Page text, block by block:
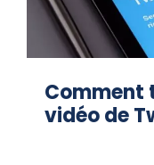
Comment
vidéo de